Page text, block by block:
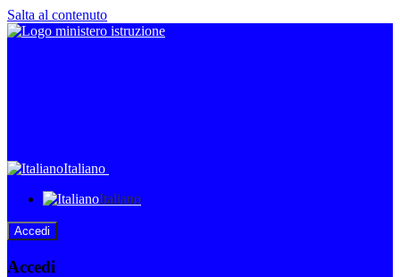
Salta al contenuto
Italiano
Italiano
Accedi
Accedi